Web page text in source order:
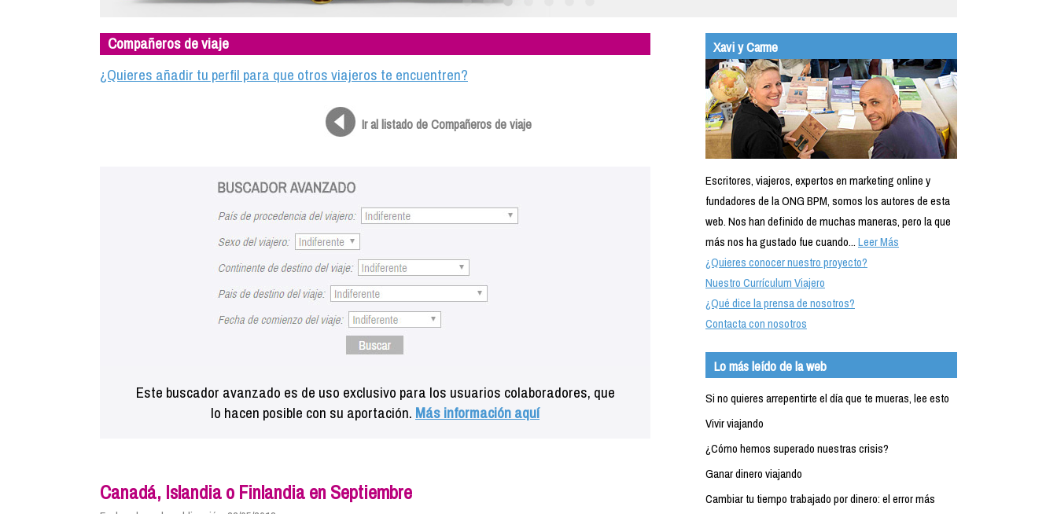
Compañeros de viaje
¿Quieres añadir tu perfil para que otros viajeros te encuentren?
Ir al listado de Compañeros de viaje
Este buscador avanzado es de uso exclusivo para los usuarios colaboradores, que
lo hacen posible con su aportación. Más información aquí
Canadá, Islandia o Finlandia en Septiembre
Xavi y Carme
Escritores, viajeros, expertos en marketing online y
fundadores de la ONG BPM, somos los autores de esta
web. Nos han definido de muchas maneras, pero la que
más nos ha gustado fue cuando...Leer Más
¿Quieres conocer nuestro proyecto?
Nuestro Currículum Viajero
¿Qué dice la prensa de nosotros?
Contacta con nosotros
Lo más leído de la web
Si no quieres arrepentirte el día que te mueras, lee esto
Vivir viajando
¿Cómo hemos superado nuestras crisis?
Ganar dinero viajando
Cambiar tu tiempo trabajado por dinero: el error más